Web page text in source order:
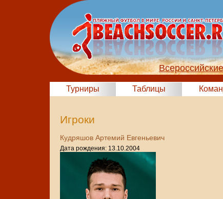
Турниры Таблицы
Игроки
Кудряшов Артемий Евгеньевич
Дата рождения: 13.10.2004